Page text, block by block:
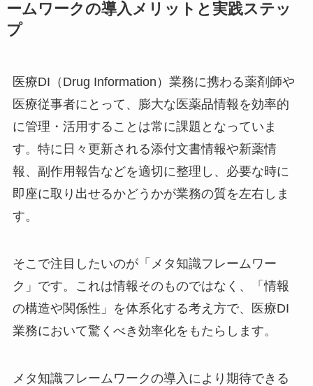
ームワークの導入メリットと実践ステッ
プ
医療DI（Drug Information）業務に携わる薬剤師や
医療従事者にとって、膨大な医薬品情報を効率的
に管理・活用することは常に課題となっていま
す。特に日々更新される添付文書情報や新薬情
報、副作用報告などを適切に整理し、必要な時に
即座に取り出せるかどうかが業務の質を左右しま
す。
そこで注目したいのが「メタ知識フレームワー
ク」です。これは情報そのものではなく、「情報
の構造や関係性」を体系化する考え方で、医療DI
業務において驚くべき効率化をもたらします。
メタ知識フレームワークの導入により期待できる